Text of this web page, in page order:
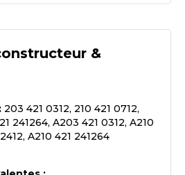
&
: 203 421 0312, 210 421 0712,
241264, A203 421 0312, A210
A210 421 241264